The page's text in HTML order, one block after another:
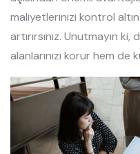
maliyetlerinizi kontrol
artırırsınız. Unutmayın
alanlarınızı korur hem de